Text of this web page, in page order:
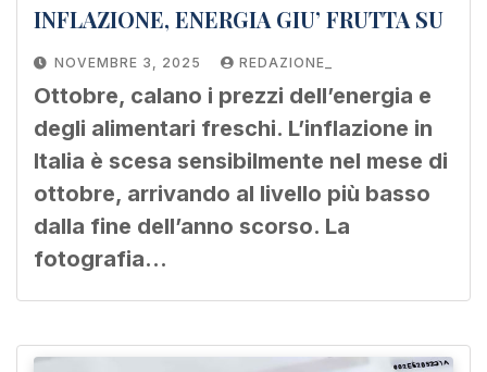
INFLAZIONE, ENERGIA GIU’ FRUTTA SU
NOVEMBRE 3, 2025 REDAZIONE_
Ottobre, calano i prezzi dell’energia e
degli alimentari freschi. L’inflazione in
Italia è scesa sensibilmente nel mese di
ottobre, arrivando al livello più basso
dalla fine dell’anno scorso. La
fotografia…